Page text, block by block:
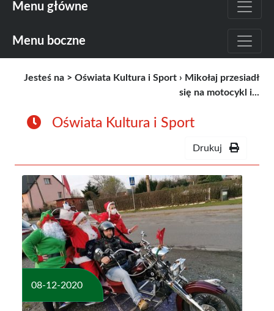
Menu główne
Menu boczne
Jesteś na > Oświata Kultura i Sport › Mikołaj przesiadł
się na motocykl i...
Oświata Kultura i Sport
Drukuj
08-12-2020